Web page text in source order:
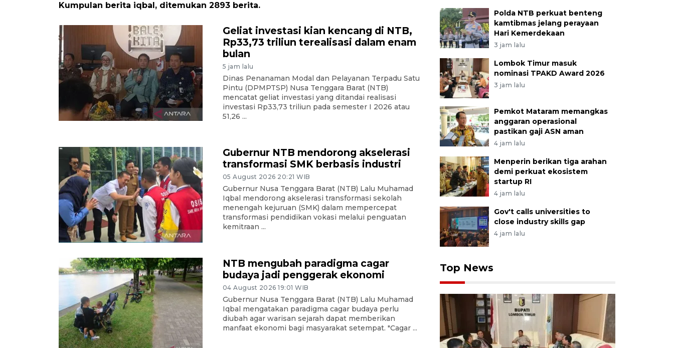
Kumpulan berita iqbal, ditemukan 2893 berita.
Geliat investasi kian kencang di NTB,
Rp33,73 triliun terealisasi dalam enam
bulan
5 jam lalu
Dinas Penanaman Modal dan Pelayanan Terpadu Satu
Pintu (DPMPTSP) Nusa Tenggara Barat (NTB)
mencatat geliat investasi yang ditandai realisasi
investasi Rp33,73 triliun pada semester I 2026 atau
51,26 ...
Gubernur NTB mendorong akselerasi
transformasi SMK berbasis industri
05 August 2026 20:21 WIB
Gubernur Nusa Tenggara Barat (NTB) Lalu Muhamad
Iqbal mendorong akselerasi transformasi sekolah
menengah kejuruan (SMK) dalam mempercepat
transformasi pendidikan vokasi melalui penguatan
kemitraan ...
NTB mengubah paradigma cagar
budaya jadi penggerak ekonomi
04 August 2026 19:01 WIB
Gubernur Nusa Tenggara Barat (NTB) Lalu Muhamad
Iqbal mengatakan paradigma cagar budaya perlu
diubah agar warisan sejarah dapat memberikan
manfaat ekonomi bagi masyarakat setempat. "Cagar ...
Polda NTB perkuat benteng
kamtibmas jelang perayaan
Hari Kemerdekaan
3 jam lalu
Lombok Timur masuk
nominasi TPAKD Award 2026
3 jam lalu
Pemkot Mataram memangkas
anggaran operasional
pastikan gaji ASN aman
4 jam lalu
Menperin berikan tiga arahan
demi perkuat ekosistem
startup RI
4 jam lalu
Gov't calls universities to
close industry skills gap
4 jam lalu
Top News